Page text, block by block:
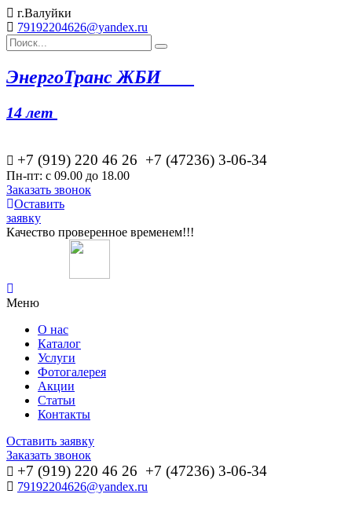
г.Валуйки
79192204626@yandex.ru
ЭнергоТранс ЖБИ
14 лет
+7 (919) 220 46 26 +7 (47236) 3-06-34
Пн-пт: с 09.00 до 18.00
Заказать звонок
Оставить
заявку
Качество проверенное временем!!!
Меню
О нас
Каталог
Услуги
Фотогалерея
Акции
Статьи
Контакты
Оставить заявку
Заказать звонок
+7 (919) 220 46 26 +7 (47236) 3-06-34
79192204626@yandex.ru